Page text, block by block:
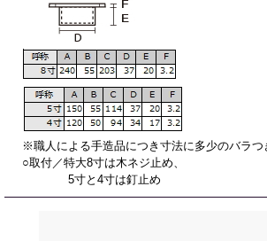
※職人による手造品につき寸法に多少のバラつ
○取付／特大8寸は木ネジ止め、
5寸と4寸は釘止め